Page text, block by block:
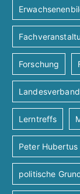
Forschung
Lerntreffs
Peter Hubertus
politische